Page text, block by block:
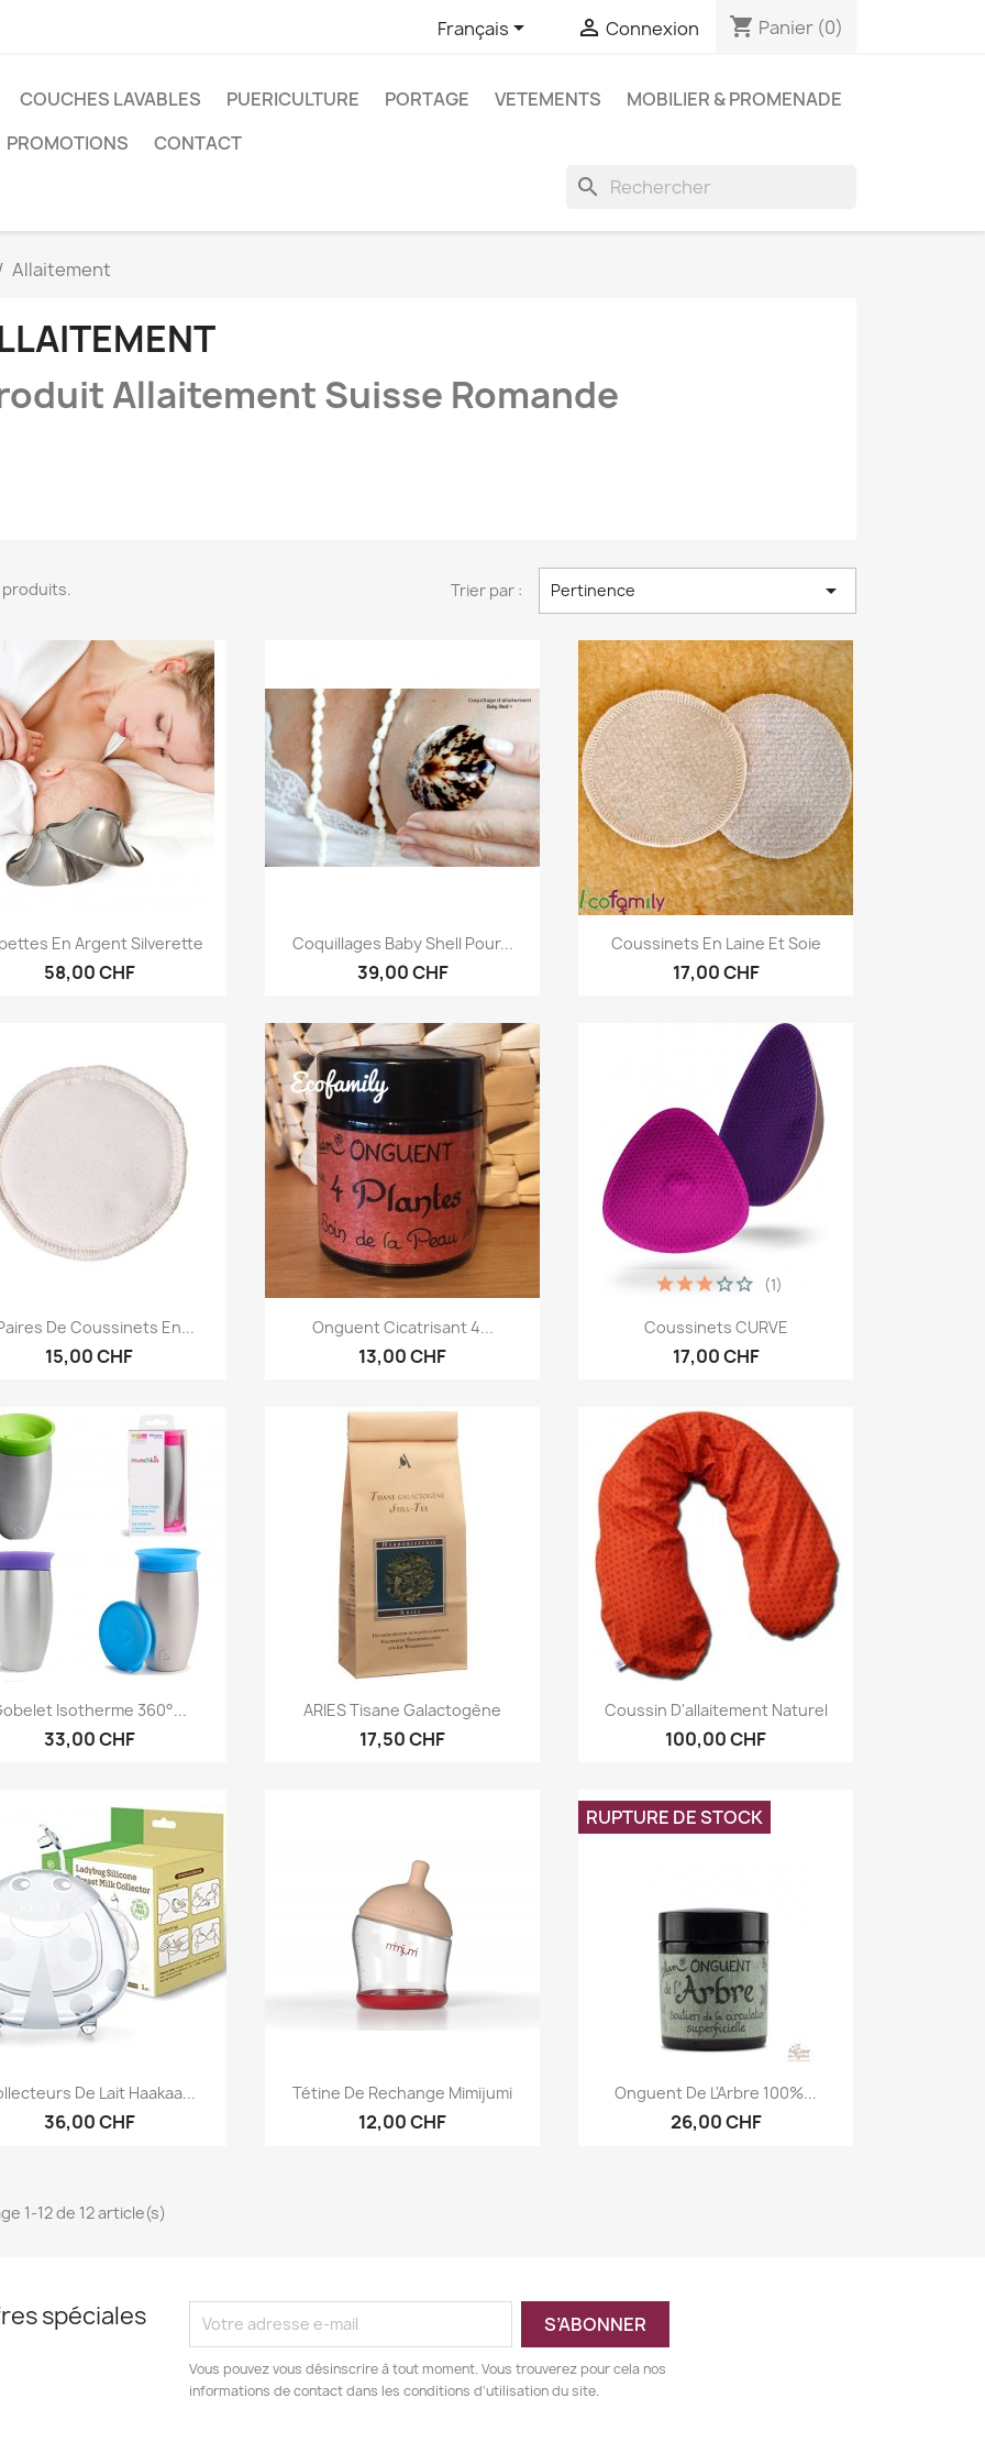
Français  Connexion shopping_cart Panier (0)
COUCHES LAVABLES PUERICULTURE PORTAGE VETEMENTS
MOBILIER & PROMENADE
PROMOTIONS
CONTACT
search
Allaitement
Allaitement Suisse Romande
produits. Trier par : Pertinence 
Aperçu rapide
En Argent Silverette
58,00 CHF
Aperçu rapide
Coquillages Baby Shell Pour...
39,00 CHF
Aperçu rapide
Coussinets En Laine Et Soie
17,00 CHF
Aperçu rapide
De Coussinets En...
15,00 CHF
Aperçu rapide
Onguent Cicatrisant 4...
13,00 CHF
Aperçu rapide
Coussinets CURVE
17,00 CHF
(1)
Aperçu rapide
Isotherme 360°...
33,00 CHF
Aperçu rapide
ARIES Tisane Galactogène
17,50 CHF
 Aperçu rapide
Coussin D'allaitement Naturel
100,00 CHF
Aperçu rapide
De Lait Haakaa...
36,00 CHF
Aperçu rapide
Tétine De Rechange Mimijumi
12,00 CHF
Aperçu rapide
Onguent De L'Arbre 100%...
26,00 CHF
RUPTURE DE STOCK
1-12 de 12 article(s)
spéciales
Vous pouvez vous désinscrire à tout moment. Vous trouverez pour cela nos
informations de contact dans les conditions d'utilisation du site.